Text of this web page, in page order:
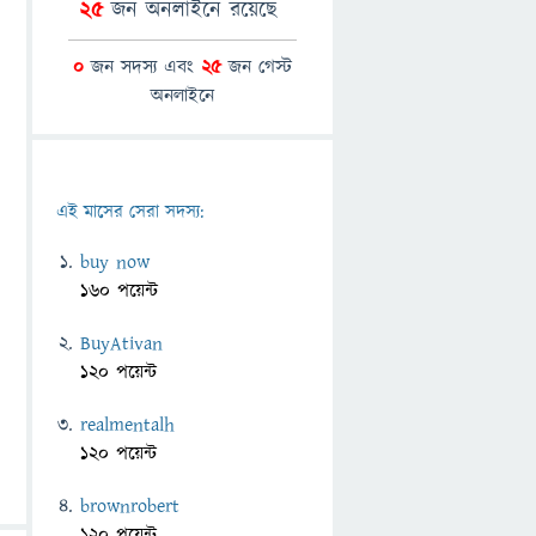
25জন অনলাইনে রয়েছে
0 জন সদস্য এবং 25জন গেস্ট
অনলাইনে
এই মাসের সেরা সদস্য:
buy now
160 পয়েন্ট
BuyAtivan
120 পয়েন্ট
realmentalh
120 পয়েন্ট
brownrobert